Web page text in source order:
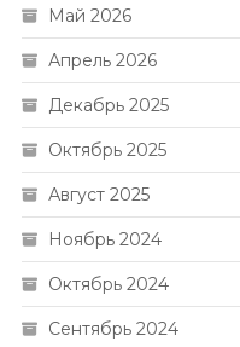
Май 2026
Апрель 2026
Декабрь 2025
Октябрь 2025
Август 2025
Ноябрь 2024
Октябрь 2024
Сентябрь 2024